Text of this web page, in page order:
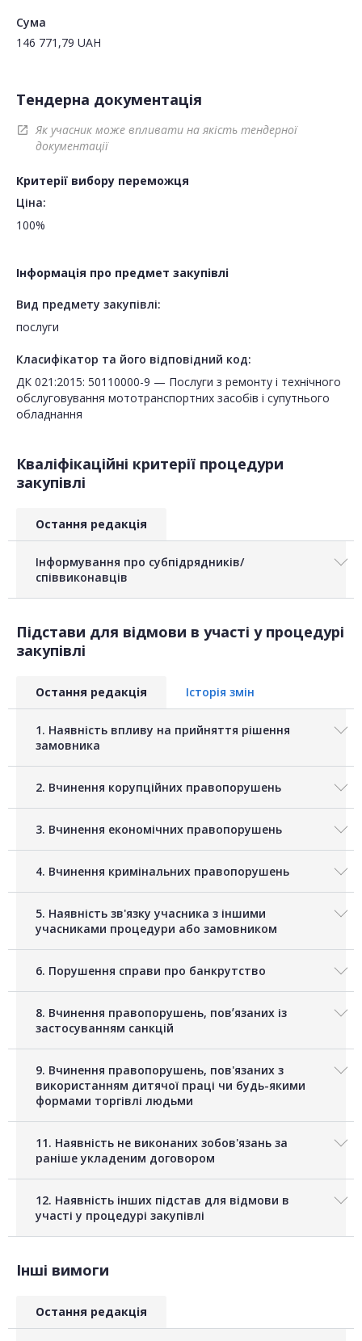
Сума
146 771,79 UAH
Тендерна документація
open_in_new
Як учасник може впливати на якість тендерної
документації
Критерії вибору переможця
Ціна:
100%
Інформація про предмет закупівлі
Вид предмету закупівлі:
послуги
Класифікатор та його відповідний код:
ДК 021:2015: 50110000-9 — Послуги з ремонту і технічного
обслуговування мототранспортних засобів і супутнього
обладнання
Кваліфікаційні критерії процедури
закупівлі
Остання редакція
Інформування про субпідрядників/
співвиконавців
Підстави для відмови в участі у процедурі
закупівлі
Остання редакція Історія змін
1. Наявність впливу на прийняття рішення
замовника
2. Вчинення корупційних правопорушень
3. Вчинення економічних правопорушень
4. Вчинення кримінальних правопорушень
5. Наявність зв'язку учасника з іншими
учасниками процедури або замовником
6. Порушення справи про банкрутство
8. Вчинення правопорушень, повʼязаних із
застосуванням санкцій
9. Вчинення правопорушень, пов'язаних з
використанням дитячої праці чи будь-якими
формами торгівлі людьми
11. Наявність не виконаних зобов'язань за
раніше укладеним договором
12. Наявність інших підстав для відмови в
участі у процедурі закупівлі
Інші вимоги
Остання редакція